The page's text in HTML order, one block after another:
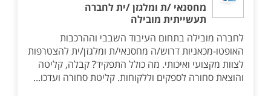
מחסנאי /ת ומלגזן /ית לחברה
תעשייתית מובילה
לחברה מובילה בתחום העיבוד השבבי וההרכבות
האופטו-מכאניות דרוש/ה מחסנאי/ת ומלגזן/ית להצטרפות
לצוות מקצועי ואיכותי. מה כולל התפקיד? קבלה, קליטה
והוצאת סחורה לספקים וללקוחות. קליטת סחורה ועדכו...